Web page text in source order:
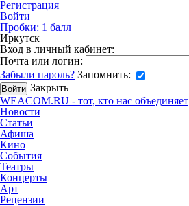
Регистрация
Войти
Пробки: 1 балл
Иркутск
Вход в личный кабинет:
Почта или логин:
Забыли пароль? Запомнить:
Закрыть
WEACOM.RU - тот, кто нас объединяет
Новости
Статьи
Афиша
Кино
События
Театры
Концерты
Арт
Рецензии